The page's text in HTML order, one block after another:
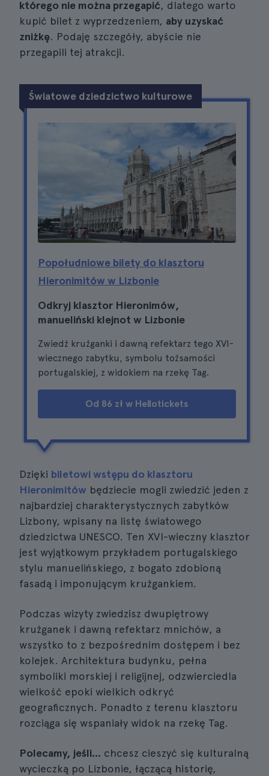
którego nie można przegapić, dlatego warto
kupić bilet z wyprzedzeniem, aby uzyskać
zniżkę. Podaję szczegóły, abyście nie
przegapili tej atrakcji.
Światowe dziedzictwo kulturowe
Popołudniowe bilety do klasztoru
Hieronimitów w Lizbonie
Odkryj klasztor Hieronimów,
manueliński klejnot w Lizbonie
Zwiedź krużganki i dawną refektarz tego XVI-
wiecznego zabytku, symbolu tożsamości
portugalskiej, z widokiem na rzekę Tag.
Od 86 zł w Hellotickets
Dzięki biletowi wstępu do klasztoru
Hieronimitów będziecie mogli zwiedzić jeden z
najbardziej charakterystycznych zabytków
Lizbony, wpisany na listę światowego
dziedzictwa UNESCO. Ten XVI-wieczny klasztor
jest wyjątkowym przykładem portugalskiego
stylu manuelińskiego, z bogato zdobioną
fasadą i imponującym krużgankiem.
Podczas wizyty zwiedzisz dwupiętrowy
krużganek i dawną refektarz mnichów, a
wszystko to z bezpośrednim dostępem i bez
kolejek. Architektura budynku, pełna
symboliki morskiej i religijnej, odzwierciedla
wielkość epoki wielkich odkryć
geograficznych. Ponadto z terenu klasztoru
rozciąga się wspaniały widok na rzekę Tag.
Polecamy, jeśli... chcesz cieszyć się kulturalną
wycieczką po Lizbonie, łączącą historię,